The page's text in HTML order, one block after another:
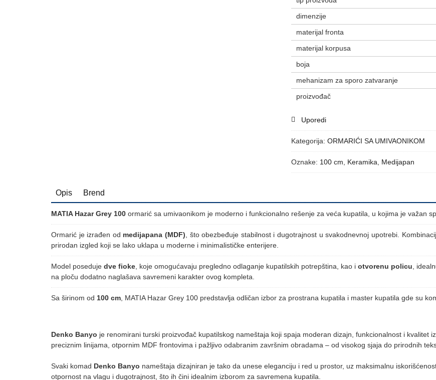
dimenzije
materijal fronta
materijal korpusa
boja
mehanizam za sporo zatvaranje
proizvođač
Uporedi
Kategorija: ORMARIĆI SA UMIVAONIKOM
Oznake: 100 cm Keramika Medijapan
Opis Brend
MATIA Hazar Grey 100 ormarić sa umivaonikom je moderno i funkcionalno rešenje za veća kupatila, u kojima je važan
Ormarić je izrađen od medijapana (MDF) , što obezbeđuje stabilnost i dugotrajnost u svakodnevnoj upotrebi.
prirodan izgled koji se lako uklapa u moderne i minimalističke enterijere.
Model poseduje dve fioke , koje omogućavaju pregledno odlaganje kupatilskih potrepština, kao i otvorenu policu ,
na ploču dodatno naglašava savremeni karakter ovog kompleta.
Sa širinom od 100 cm , MATIA Hazar Grey 100 predstavlja odličan izbor za prostrana kupatila i master kupatila gde su
Denko Banyo je renomirani turski proizvođač kupatilskog nameštaja koji spaja moderan dizajn, funkcionalnost i kvalitet
preciznim linijama, otpornim MDF frontovima i pažljivo odabranim završnim obradama – od visokog sjaja do prirodnih
Svaki komad Denko Banyo nameštaja dizajniran je tako da unese eleganciju i red u prostor, uz maksimalnu
otpornost na vlagu i dugotrajnost, što ih čini idealnim izborom za savremena kupatila.